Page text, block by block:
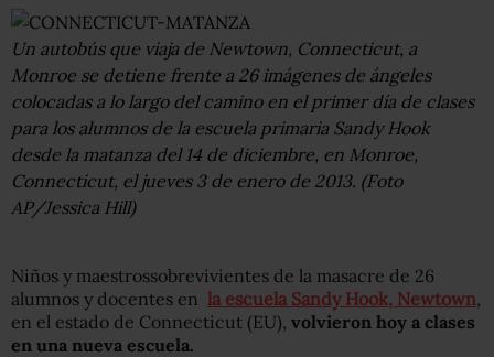
Un autobús que viaja de Newtown, Connecticut, a
Monroe se detiene frente a 26 imágenes de ángeles
colocadas a lo largo del camino en el primer día de clases
para los alumnos de la escuela primaria Sandy Hook
desde la matanza del 14 de diciembre, en Monroe,
Connecticut, el jueves 3 de enero de 2013. (Foto
AP/Jessica Hill)
Niños y maestrossobrevivientes de la masacre de 26
alumnos y docentes en la escuela Sandy Hook, Newtown,
en el estado de Connecticut (EU), volvieron hoy a clases
en una nueva escuela.